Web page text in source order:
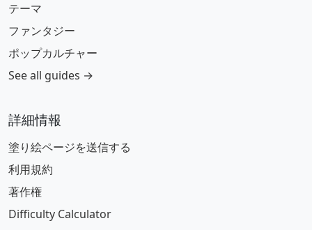
テーマ
ファンタジー
ポップカルチャー
See all guides →
詳細情報
塗り絵ページを送信する
利用規約
著作権
Difficulty Calculator